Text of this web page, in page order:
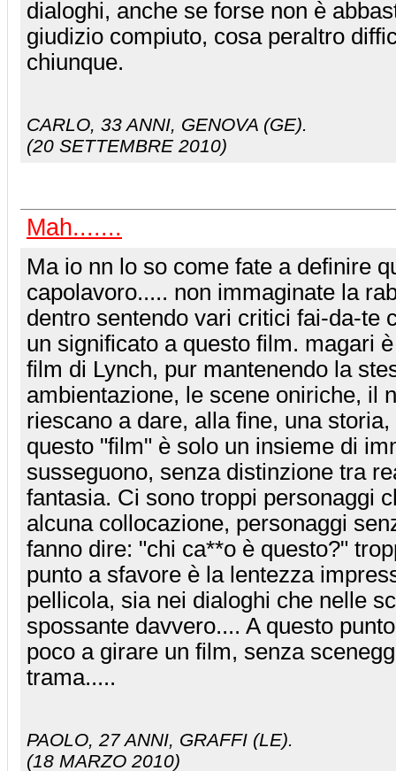
dialoghi, anche se forse non è
giudizio compiuto, cosa peraltro
chiunque.
CARLO, 33 ANNI, GENOVA (GE).
(20 SETTEMBRE 2010)
Mah.......
Ma io nn lo so come fate a definire
capolavoro..... non immaginate la
dentro sentendo vari critici fai-da-te
un significato a questo film. magari
film di Lynch, pur mantenendo la
ambientazione, le scene oniriche, il
riescano a dare, alla fine, una
questo "film" è solo un insieme di
susseguono, senza distinzione tra
fantasia. Ci sono troppi personaggi
alcuna collocazione, personaggi
fanno dire: "chi ca**o è questo?"
punto a sfavore è la lentezza
pellicola, sia nei dialoghi che nelle
spossante davvero.... A questo
poco a girare un film, senza
trama.....
PAOLO, 27 ANNI, GRAFFI (LE).
(18 MARZO 2010)